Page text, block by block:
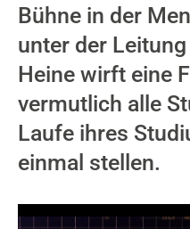
Bühne in der
unter der
Heine wirft eine
vermutlich alle
Laufe ihres
einmal stellen.
Video-Player